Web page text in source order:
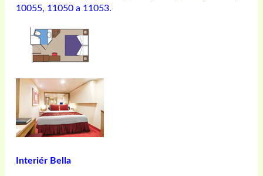
10055, 11050 a 11053.
Interiér Bella